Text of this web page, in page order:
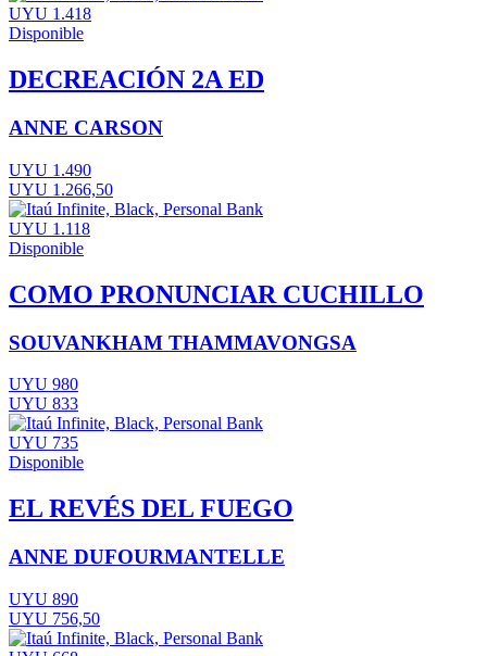
UYU 1.418
Disponible
DECREACIÓN 2A ED
ANNE CARSON
UYU 1.490
UYU 1.266,50
UYU 1.118
Disponible
COMO PRONUNCIAR CUCHILLO
SOUVANKHAM THAMMAVONGSA
UYU 980
UYU 833
UYU 735
Disponible
EL REVÉS DEL FUEGO
ANNE DUFOURMANTELLE
UYU 890
UYU 756,50